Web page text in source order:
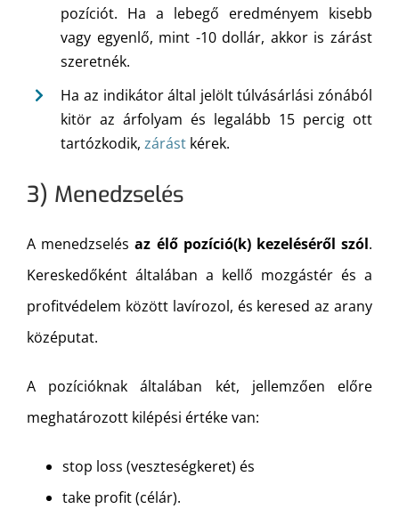
pozíciót. Ha a lebegő eredményem kisebb
vagy egyenlő, mint -10 dollár, akkor is zárást
szeretnék.
Ha az indikátor által jelölt túlvásárlási zónából
kitör az árfolyam és legalább 15 percig ott
tartózkodik,zárást kérek.
3) Menedzselés
A menedzselésaz élő pozíció(k) kezeléséről szól.
Kereskedőként általában a kellő mozgástér és a
profitvédelem között lavírozol, és keresed az arany
középutat.
A pozícióknak általában két, jellemzően előre
meghatározott kilépési értéke van:
stop loss (veszteségkeret) és
take profit (célár).